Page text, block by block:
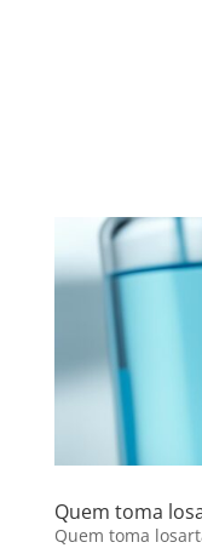
Quem toma
Quem toma